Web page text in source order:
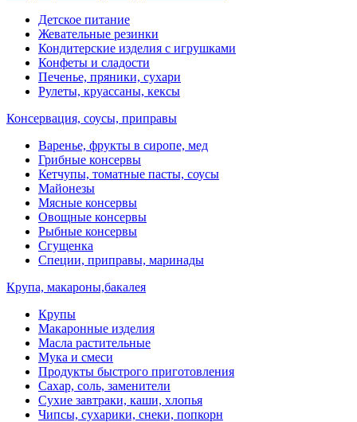
Детское питание
Жевательные резинки
Кондитерские изделия с игрушками
Конфеты и сладости
Печенье, пряники, сухари
Рулеты, круассаны, кексы
Консервация, соусы, приправы
Варенье, фрукты в сиропе, мед
Грибные консервы
Кетчупы, томатные пасты, соусы
Майонезы
Мясные консервы
Овощные консервы
Рыбные консервы
Сгущенка
Специи, приправы, маринады
Крупа, макароны,бакалея
Крупы
Макаронные изделия
Масла растительные
Мука и смеси
Продукты быстрого приготовления
Сахар, соль, заменители
Сухие завтраки, каши, хлопья
Чипсы, сухарики, снеки, попкорн